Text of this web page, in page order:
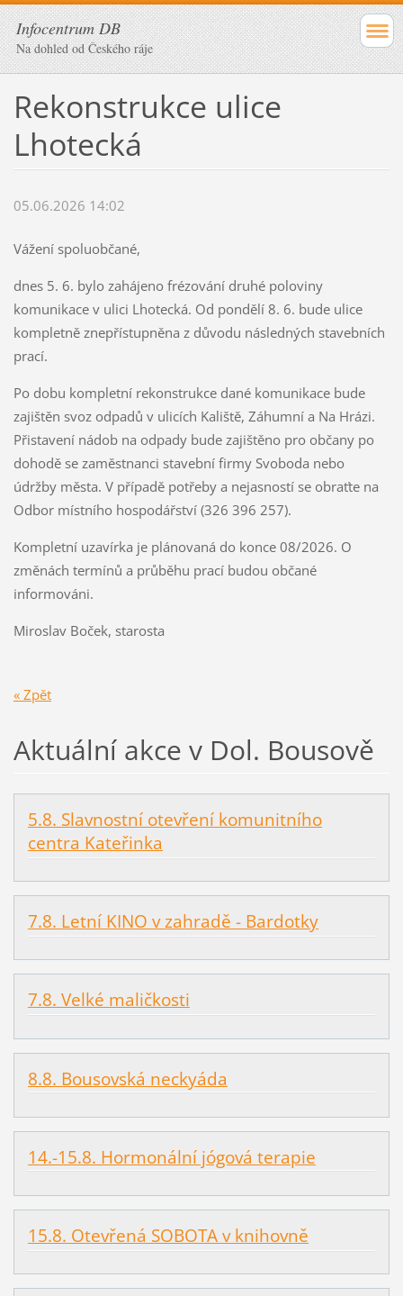
Infocentrum DB
Na dohled od Českého ráje
Rekonstrukce ulice
Lhotecká
05.06.2026 14:02
Vážení spoluobčané,
dnes 5. 6. bylo zahájeno frézování druhé poloviny
komunikace v ulici Lhotecká. Od pondělí 8. 6. bude ulice
kompletně znepřístupněna z důvodu následných stavebních
prací.
Po dobu kompletní rekonstrukce dané komunikace bude
zajištěn svoz odpadů v ulicích Kaliště, Záhumní a Na Hrázi.
Přistavení nádob na odpady bude zajištěno pro občany po
dohodě se zaměstnanci stavební firmy Svoboda nebo
údržby města. V případě potřeby a nejasností se obraťte na
Odbor místního hospodářství (326 396 257).
Kompletní uzavírka je plánovaná do konce 08/2026. O
změnách termínů a průběhu prací budou občané
informováni.
Miroslav Boček, starosta
« Zpět
Aktuální akce v Dol. Bousově
5.8. Slavnostní otevření komunitního
centra Kateřinka
7.8. Letní KINO v zahradě - Bardotky
7.8. Velké maličkosti
8.8. Bousovská neckyáda
14.-15.8. Hormonální jógová terapie
15.8. Otevřená SOBOTA v knihovně